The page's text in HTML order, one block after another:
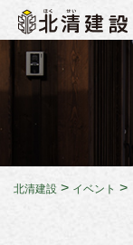
北清建設 > イベント >